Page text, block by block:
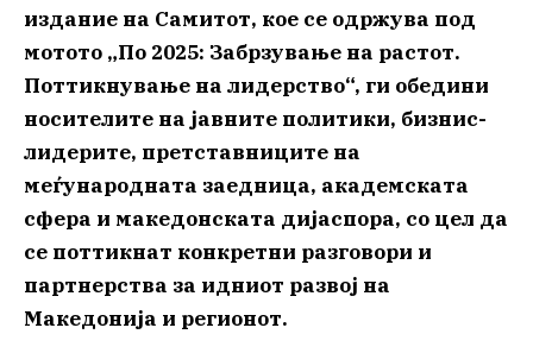
издание на Самитот, кое се одржува под
мотото „По 2025: Забрзување на растот.
Поттикнување на лидерство“, ги обедини
носителите на јавните политики, бизнис-
лидерите, претставниците на
меѓународната заедница, академската
сфера и македонската дијаспора, со цел да
се поттикнат конкретни разговори и
партнерства за идниот развој на
Македонија и регионот.